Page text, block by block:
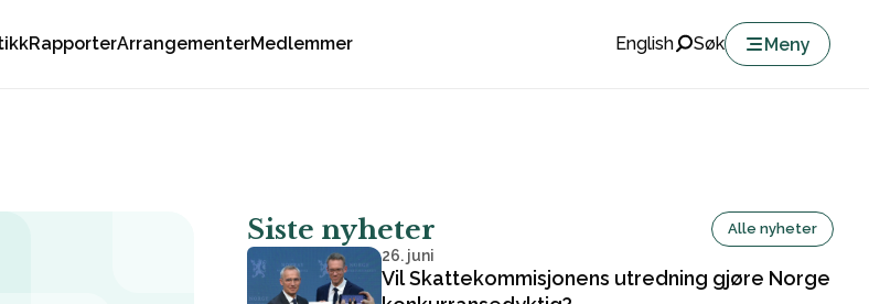
RapporterArrangementerMedlemmer English Søk Meny
Siste nyheter Alle nyheter
26. juni
Vil Skattekommisjonens utredning gjøre Norge